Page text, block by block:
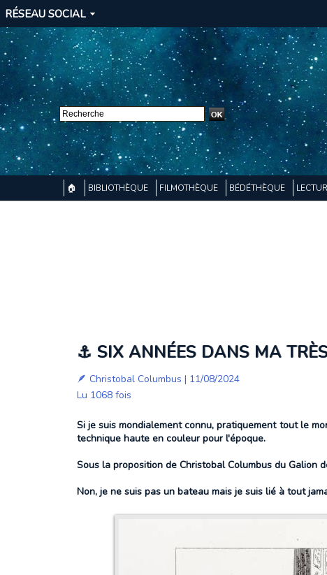
RÉSEAU SOCIAL
🏠 BIBLIOTHÈQUE FILMOTHÈQUE BÉDÉTHÈQUE
⚓ SIX ANNÉES DANS MA
🪶 Christobal Columbus | 11/08/2024
Lu 1068 fois
Si je suis mondialement connu, pratiquement tout le
technique haute en couleur pour l'époque.
Sous la proposition de Christobal Columbus du Galion
Non, je ne suis pas un bateau mais je suis lié à tout